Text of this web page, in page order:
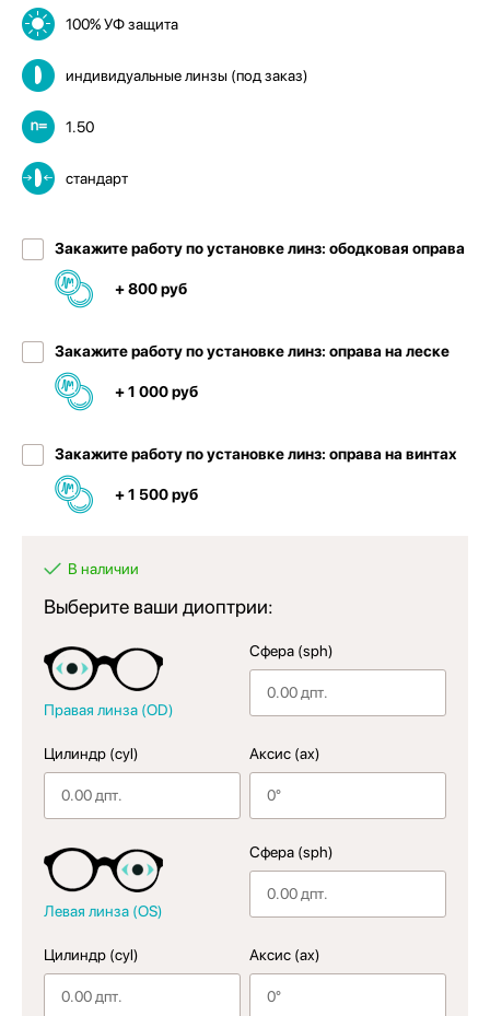
100% УФ защита
индивидуальные линзы (под заказ)
1.50
стандарт
Закажите работу по установке линз: ободковая оправа
+ 800 руб
Закажите работу по установке линз: оправа на леске
+ 1 000 руб
Закажите работу по установке линз: оправа на винтах
+ 1 500 руб
В наличии
Выберите ваши диоптрии:
Правая линза (OD)
Сфера (sph)
Цилиндр (cyl) Аксис (ax)
Левая линза (OS)
Сфера (sph)
Цилиндр (cyl) Аксис (ax)